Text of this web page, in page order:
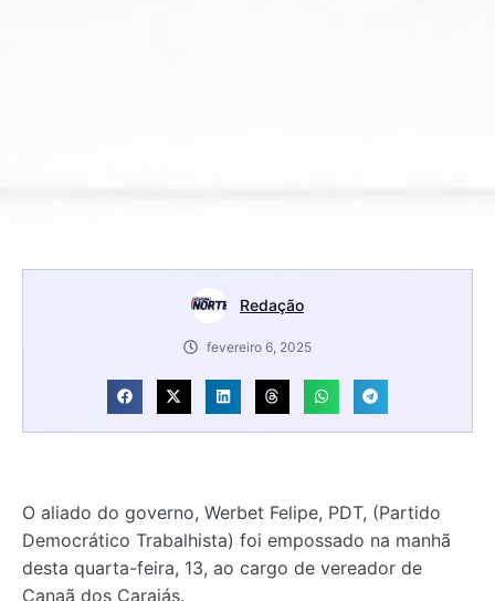
Redação
fevereiro 6, 2025
O aliado do governo, Werbet Felipe, PDT, (Partido
Democrático Trabalhista) foi empossado na manhã
desta quarta-feira, 13, ao cargo de vereador de
Canaã dos Carajás.